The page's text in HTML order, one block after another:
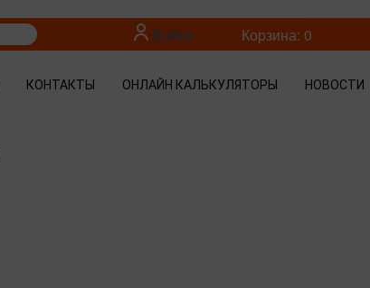
Войти Корзина: 0
КОНТАКТЫ ОНЛАЙН КАЛЬКУЛЯТОРЫ НОВОСТИ